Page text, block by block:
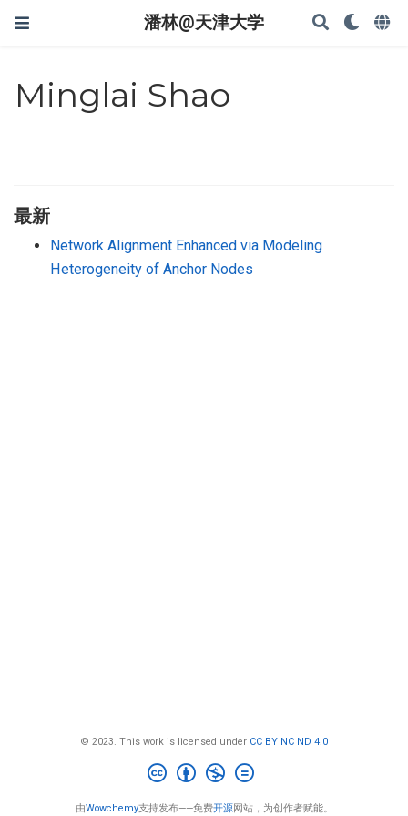
潘林@天津大学
Minglai Shao
最新
Network Alignment Enhanced via Modeling
Heterogeneity of Anchor Nodes
© 2023. This work is licensed under CC BY NC ND 4.0
由Wowchemy支持发布——免费开源网站，为创作者赋能。